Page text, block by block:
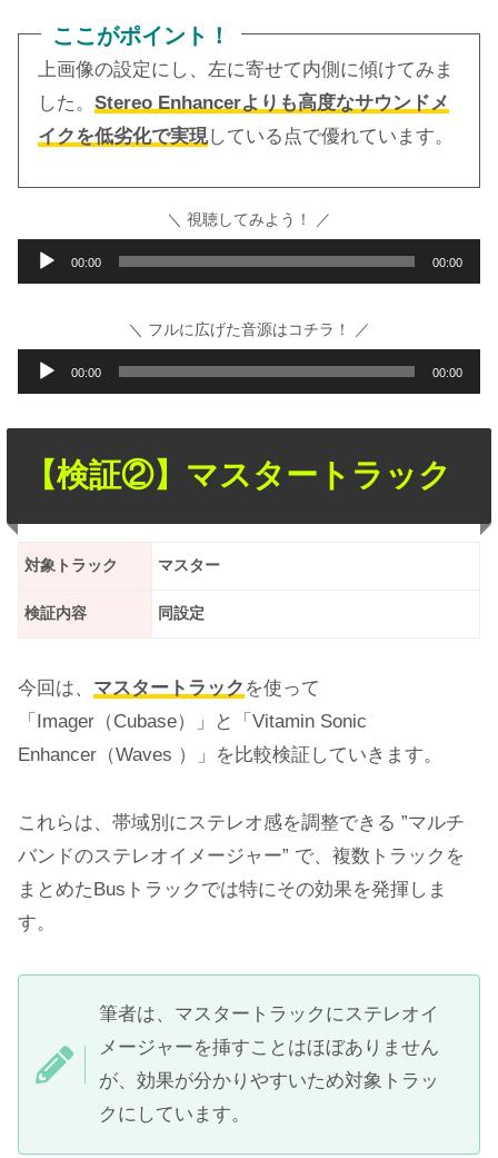
ここがポイント！
上画像の設定にし、左に寄せて内側に傾けてみま
した。 Stereo Enhancerよりも高度なサウンドメ
イクを低劣化で実現している点で優れています。
＼ 視聴してみよう！ ／
声
レ
00:00 00:00
＼ フルに広げた音源はコチラ！ ／
声
プ
ヤ
ー
00:00 00:00
【検証②】マスタートラック
対象トラック マスター
検証内容 同設定
今回は、 マスタートラック を使って
「Imager（Cubase）」と「Vitamin Sonic
Enhancer（Waves ）」を比較検証していきます。
これらは、帯域別にステレオ感を調整できる ”マルチ
バンドのステレオイメージャー” で、複数トラックを
まとめたBusトラックでは特にその効果を発揮しま
す。
筆者は、マスタートラックにステレオイ
メージャーを挿すことはほぼありません
が、効果が分かりやすいため対象トラッ
クにしています。